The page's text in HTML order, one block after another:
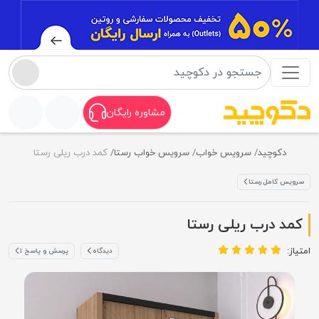
مشاوره رایگان
دکوچید سرویس خواب سرویس خواب رستا کمد درب ریلی رستا
سرویس کامل رستا
کمد درب ریلی رستا
امتیاز: دیدگاه پرسش و پاسخ ۱